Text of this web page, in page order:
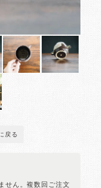
戻る
せん。複数回ご注文